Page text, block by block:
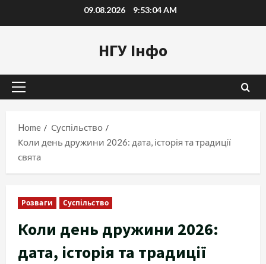
to
09.08.2026 9:53:06 AM
НГУ Інфо
Primary
Home
Суспільство
Коли день дружини 2026: дата, історія та традиції
свята
Розваги Суспільство
Коли день дружини 2026:
дата, історія та традиції